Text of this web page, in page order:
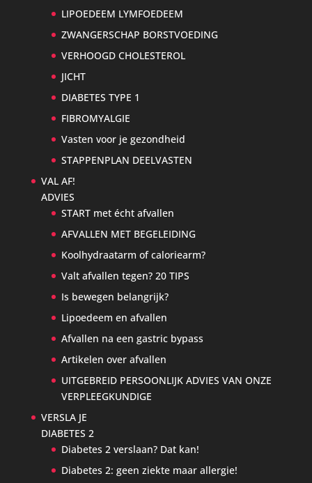
LIPOEDEEM LYMFOEDEEM
ZWANGERSCHAP BORSTVOEDING
VERHOOGD CHOLESTEROL
JICHT
DIABETES TYPE 1
FIBROMYALGIE
Vasten voor je gezondheid
STAPPENPLAN DEELVASTEN
VAL AF!
ADVIES
START met écht afvallen
AFVALLEN MET BEGELEIDING
Koolhydraatarm of caloriearm?
Valt afvallen tegen? 20 TIPS
Is bewegen belangrijk?
Lipoedeem en afvallen
Afvallen na een gastric bypass
Artikelen over afvallen
UITGEBREID PERSOONLIJK ADVIES VAN ONZE
VERPLEEGKUNDIGE
VERSLA JE
DIABETES 2
Diabetes 2 verslaan? Dat kan!
Diabetes 2: geen ziekte maar allergie!